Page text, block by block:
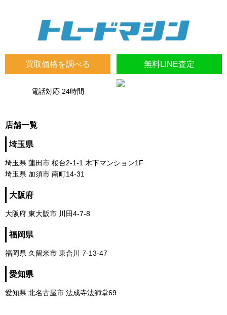
買取価格を調べる 無料LINE査定
電話対応 24時間
店舗一覧
埼玉県
埼玉県 蓮田市 桜台2-1-1 木下マンション1F
埼玉県 加須市 南町14-31
大阪府
大阪府 東大阪市 川田4-7-8
福岡県
福岡県 久留米市 東合川 7-13-47
愛知県
愛知県 北名古屋市 法成寺法師堂69